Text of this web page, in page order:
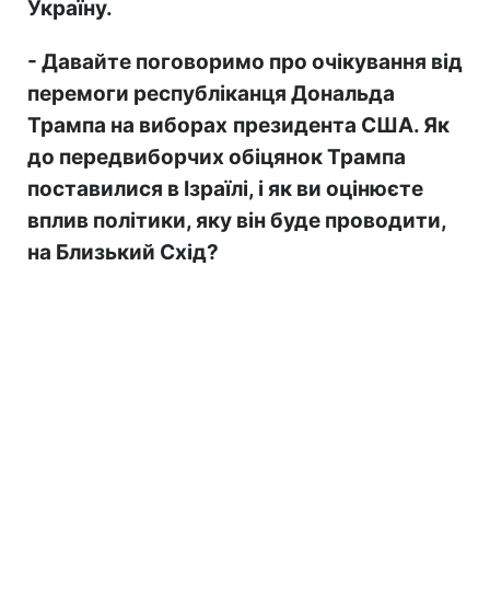
Україну.
- Давайте поговоримо про очікування від
перемоги республіканця Дональда
Трампа на виборах президента США. Як
до передвиборчих обіцянок Трампа
поставилися в Ізраїлі, і як ви оцінюєте
вплив політики, яку він буде проводити,
на Близький Схід?